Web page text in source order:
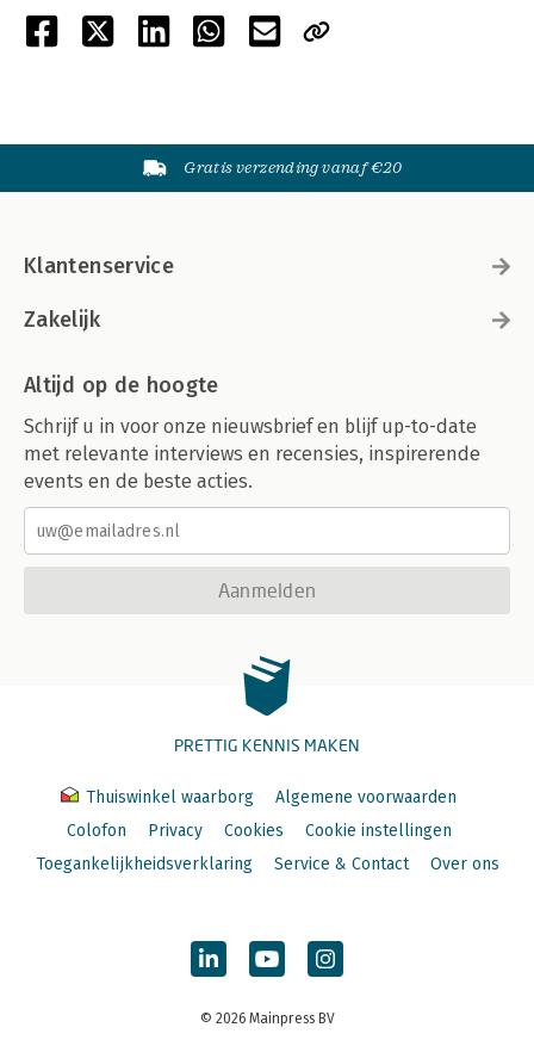
Gratis verzending vanaf €20
Klantenservice
Zakelijk
Altijd op de hoogte
Schrijf u in voor onze nieuwsbrief en blijf up-to-date
met relevante interviews en recensies, inspirerende
events en de beste acties.
Aanmelden
PRETTIG KENNIS MAKEN
Thuiswinkel waarborg
Algemene voorwaarden
Colofon
Privacy Cookies
Cookie instellingen
Toegankelijkheidsverklaring
Service & Contact Over ons
© 2026 Mainpress BV